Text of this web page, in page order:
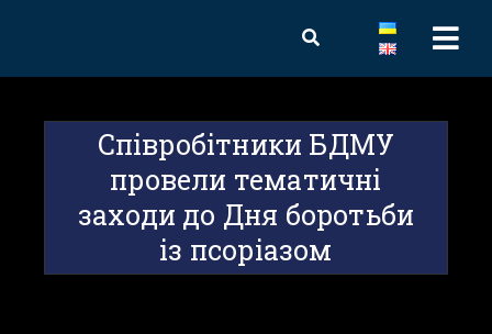
Співробітники БДМУ
провели тематичні
заходи до Дня боротьби
із псоріазом